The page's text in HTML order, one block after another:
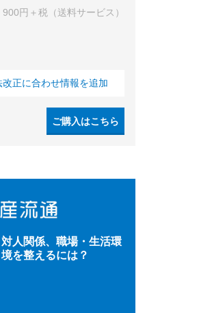
900円＋税（送料サービス）
正に合わせ情報を追加
ご購入はこちら
対人関係、職場・生活環
境を整えるには？